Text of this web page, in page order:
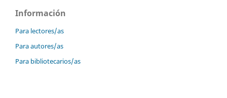
Información
Para lectores/as
Para autores/as
Para bibliotecarios/as